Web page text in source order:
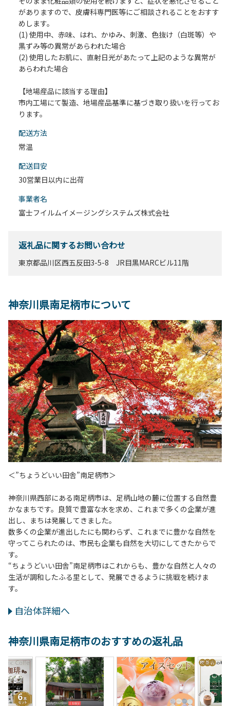
がありますので、皮膚科専門医等にご相談されることをおすす
めします。
(1) 使用中、赤味、はれ、かゆみ、刺激、色抜け（白斑等）や
黒ずみ等の異常があらわれた場合
(2) 使用したお肌に、直射日光があたって上記のような異常が
あらわれた場合
【地場産品に該当する理由】
市内工場にて製造、地場産品基準に基づき取り扱いを行ってお
ります。
配送⽅法
常温
配送目安
30営業日以内に出荷
事業者名
富士フイルムイメージングシステムズ株式会社
返礼品に関するお問い合わせ
東京都品川区西五反田3-5-8 JR目黒MARCビル11階
神奈川県南足柄市について
＜”ちょうどいい田舎”南足柄市＞
神奈川県西部にある南足柄市は、足柄山地の麓に位置する自然豊
かなまちです。良質で豊富な水を求め、これまで多くの企業が進
出し、まちは発展してきました。
数多くの企業が進出したにも関わらず、これまでに豊かな自然を
守ってこられたのは、市民も企業も自然を大切にしてきたからで
す。
“ちょうどいい田舎”南足柄市はこれからも、豊かな自然と人々の
生活が調和したふる里として、発展できるように挑戦を続けま
す。
自治体詳細へ
神奈川県南足柄市のおすすめの返礼品